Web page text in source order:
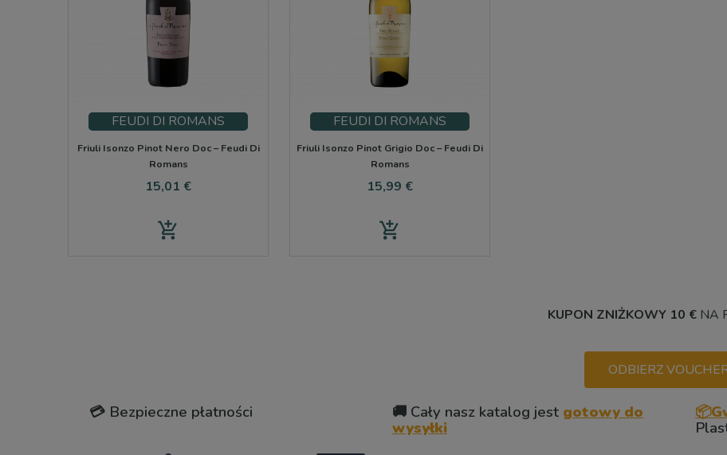
FEUDI DI ROMANS
Friuli Isonzo Pinot Nero Doc – Feudi Di
Romans
Cena
15,01 €
add_shopping_cart
FEUDI DI ROMANS
Friuli Isonzo Pinot Grigio Doc – Feudi Di
Romans
Cena
15,99 €
add_shopping_cart
KUPON ZNIŻKOWY 10 €NA
ODBIERZ
💳 Bezpieczne płatności 🚚 Cały nasz katalog jest gotowy do
wysyłki